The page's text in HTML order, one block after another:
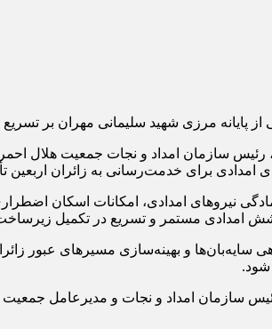
از پایانه مرزی شهید سلیمانی مهران بر
سازمان امداد و نجات جمعیت هلال
برای خدمت‌رسانی به زائران اربعین
امدادی، امکانات اسکان اضطراری،
امدادی مستمر و تسریع در تکمیل
سایه‌بان‌ها و بهینه‌سازی مسیرهای عبور
شود.
رئیس سازمان امداد و نجات و مدیرعامل